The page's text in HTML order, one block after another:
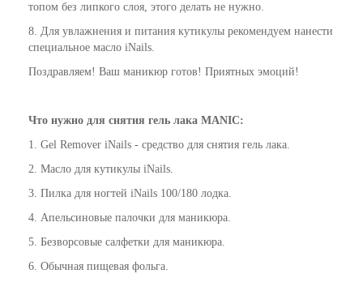
топом без липкого слоя, этого делать не нужно.
8. Для увлажнения и питания кутикулы рекомендуем нанести
специальное масло iNails.
Поздравляем! Ваш маникюр готов! Приятных эмоций!
Что нужно для снятия гель лака MANIC:
1. Gel Remover iNails - средство для снятия гель лака.
2. Масло для кутикулы iNails.
3. Пилка для ногтей iNails 100/180 лодка.
4. Апельсиновые палочки для маникюра.
5. Безворсовые салфетки для маникюра.
6. Обычная пищевая фольга.